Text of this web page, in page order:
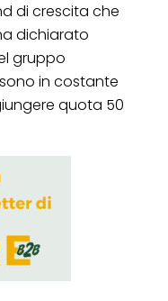
di crescita che
dichiarato
gruppo
sono in costante
quota 50